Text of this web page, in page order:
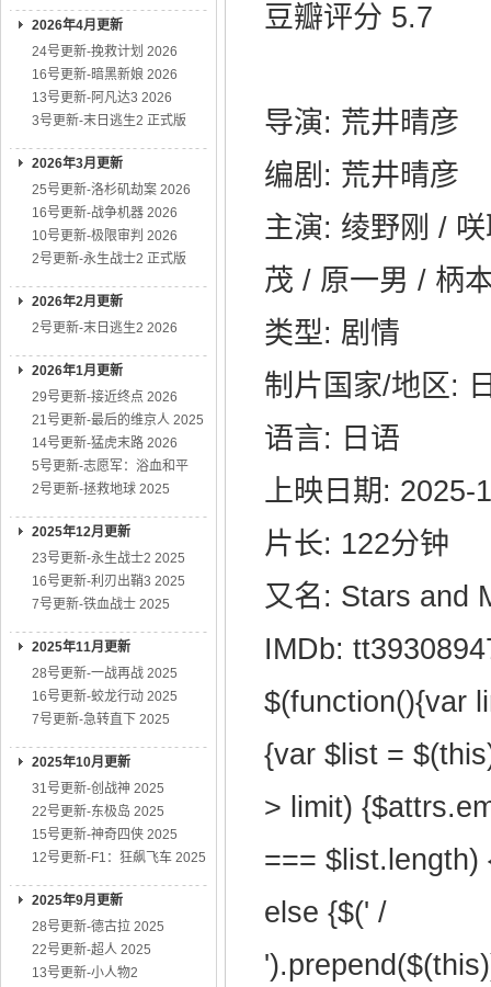
2026年4月更新
24号更新-挽救计划 2026
16号更新-暗黑新娘 2026
13号更新-阿凡达3 2026
3号更新-末日逃生2 正式版
2026年3月更新
25号更新-洛杉矶劫案 2026
16号更新-战争机器 2026
10号更新-极限审判 2026
2号更新-永生战士2 正式版
2026年2月更新
2号更新-末日逃生2 2026
2026年1月更新
29号更新-接近终点 2026
21号更新-最后的维京人 2025
14号更新-猛虎末路 2026
5号更新-志愿军：浴血和平
2号更新-拯救地球 2025
2025年12月更新
23号更新-永生战士2 2025
16号更新-利刃出鞘3 2025
7号更新-铁血战士 2025
2025年11月更新
28号更新-一战再战 2025
16号更新-蛟龙行动 2025
7号更新-急转直下 2025
2025年10月更新
31号更新-创战神 2025
22号更新-东极岛 2025
15号更新-神奇四侠 2025
12号更新-F1：狂飙飞车 2025
2025年9月更新
28号更新-德古拉 2025
22号更新-超人 2025
13号更新-小人物2
豆瓣评分 5.7
导演: 荒井晴彦
编剧: 荒井晴彦
主演: 绫野刚 /
茂 / 原一男 / 柄
类型: 剧情
制片国家/地区:
语言: 日语
上映日期: 2025-
片长: 122分钟
又名: Stars and
IMDb:
$(function(){var
{var $list =
> limit)
=== $list.length)
else {$(' /